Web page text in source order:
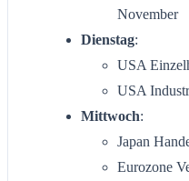
November
Dienstag:
USA
USA
Mittwoch:
Japan
Eurozone